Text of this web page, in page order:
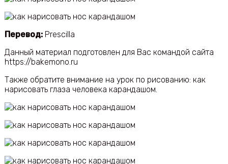
Перевод:Prescilla
Данный материал подготовлен для Вас командой сайта
https://bakemono.ru
Также обратите внимание на урок по рисованию: как
нарисовать глаза человека карандашом.